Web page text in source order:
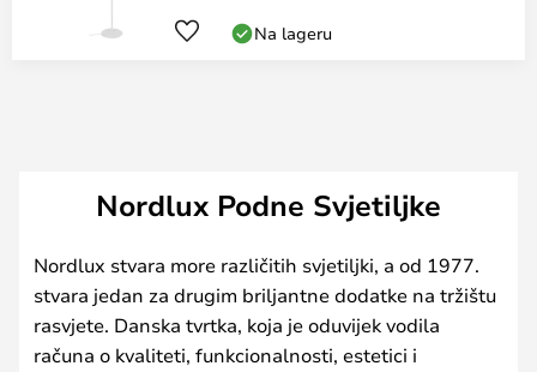
Na lageru
Nordlux Podne Svjetiljke
Nordlux stvara more različitih svjetiljki, a od 1977.
stvara jedan za drugim briljantne dodatke na tržištu
rasvjete. Danska tvrtka, koja je oduvijek vodila
računa o kvaliteti, funkcionalnosti, estetici i